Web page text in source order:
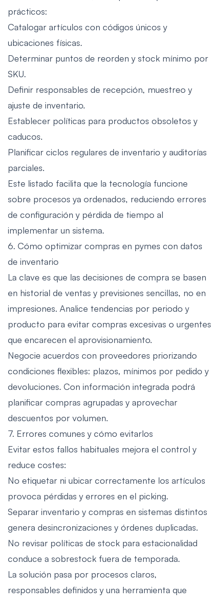
prácticos:
Catalogar artículos con códigos únicos y
ubicaciones físicas.
Determinar puntos de reorden y stock mínimo por
SKU.
Definir responsables de recepción, muestreo y
ajuste de inventario.
Establecer políticas para productos obsoletos y
caducos.
Planificar ciclos regulares de inventario y auditorías
parciales.
Este listado facilita que la tecnología funcione
sobre procesos ya ordenados, reduciendo errores
de configuración y pérdida de tiempo al
implementar un sistema.
6. Cómo optimizar compras en pymes con datos
de inventario
La clave es que las decisiones de compra se basen
en historial de ventas y previsiones sencillas, no en
impresiones. Analice tendencias por periodo y
producto para evitar compras excesivas o urgentes
que encarecen el aprovisionamiento.
Negocie acuerdos con proveedores priorizando
condiciones flexibles: plazos, mínimos por pedido y
devoluciones. Con información integrada podrá
planificar compras agrupadas y aprovechar
descuentos por volumen.
7. Errores comunes y cómo evitarlos
Evitar estos fallos habituales mejora el control y
reduce costes:
No etiquetar ni ubicar correctamente los artículos
provoca pérdidas y errores en el picking.
Separar inventario y compras en sistemas distintos
genera desincronizaciones y órdenes duplicadas.
No revisar políticas de stock para estacionalidad
conduce a sobrestock fuera de temporada.
La solución pasa por procesos claros,
responsables definidos y una herramienta que